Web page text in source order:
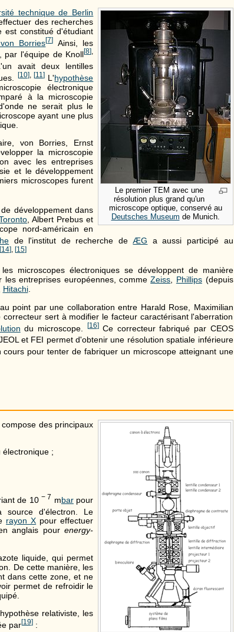
Le premier TEM avec une
résolution plus grand qu'un
microscope optique, conservé au
Deutsches Museum de Munich.
technique de Berlin
des recherches
est constitué d'étudiant
Borries[7] Ainsi, les
par l'équipe de Knoll[8],
avait deux lentilles
[10], [11]L'hypothèse
électronique
à la microscopie
ne serait plus le
ayant une plus
von Borries, Ernst
la microscopie
avec les entreprises
et le développement
microscopes furent
développement dans
, Albert Prebus et
nord-américain en
de l'institut de recherche deÆG a aussi participé au
[14], [15]
microscopes électroniques se développent de manière
les entreprises européennes, commeZeiss, Phillips(depuis
Hitachi.
point par une collaboration entre Harald Rose, Maximilian
sert à modifier le facteur caractérisant l'aberration
du microscope. [16]Ce correcteur fabriqué par CEOS
et FEI permet d'obtenir une résolution spatiale inférieure
pour tenter de fabriquer un microscope atteignant une
des principaux
électronique ;
de 10 − 7 mbarpour
source d'électron. Le
rayon X pour effectuer
anglais pourenergy-
liquide, qui permet
De cette manière, les
dans cette zone, et ne
permet de refroidir le
relativiste, les
par[19]: